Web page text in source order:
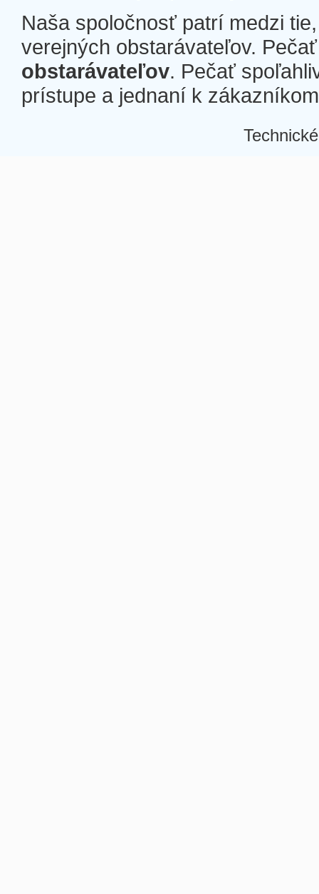
Naša spoločnosť patrí medzi
verejných obstarávateľov.
obstarávateľov. Pečať
prístupe a jednaní k